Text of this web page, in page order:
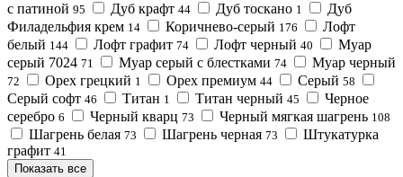
с патиной 95 Дуб крафт 44 Дуб тоскано 1
Дуб
Филадельфия крем 14 Коричнево-серый 176
Лофт
белый 144 Лофт графит 74 Лофт черный 40
Муар
серый 7024 71 Муар серый с блестками 74 Муар черный
72 Орех грецкий 1 Орех премиум 44 Серый 58
Серый софт 46 Титан 1 Титан черный 45
Черное
серебро 6 Черный кварц 73 Черный мягкая шагрень 108
Шагрень белая 73 Шагрень черная 73
Штукатурка
графит 41
Показать все